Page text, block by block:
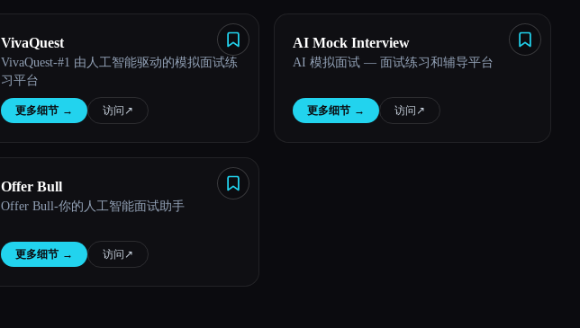
VivaQuest
VivaQuest-#1 由人工智能驱动的模拟面试练
习平台
更多细节 → 访问 ↗︎
AI Mock Interview
AI 模拟面试 — 面试练习和辅导平台
更多细节 → 访问 ↗︎
Offer Bull
Offer Bull-你的人工智能面试助手
更多细节 → 访问 ↗︎